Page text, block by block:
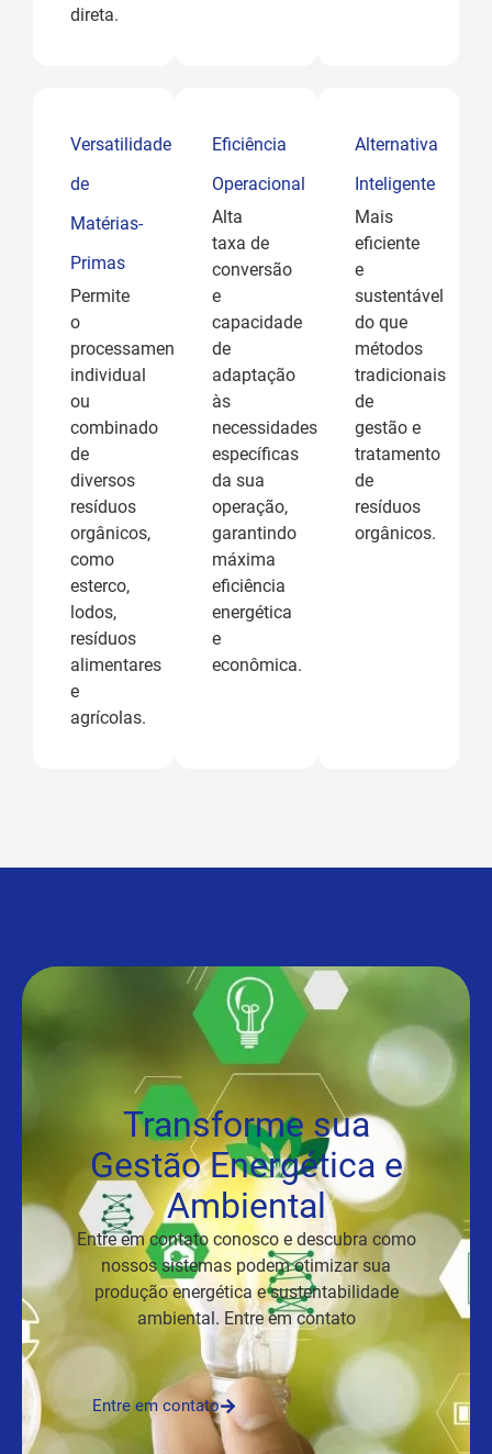
direta.
Versatilidade
de
Matérias-
Primas
Permite
o
processamento
individual
ou
combinado
de
diversos
resíduos
orgânicos,
como
esterco,
lodos,
resíduos
alimentares
e
agrícolas.
Eficiência
Operacional
Alta
taxa de
conversão
e
capacidade
de
adaptação
às
necessidades
específicas
da sua
operação,
garantindo
máxima
eficiência
energética
e
econômica.
Alternativa
Inteligente
Mais
eficiente
e
sustentável
do que
métodos
tradicionais
de
gestão e
tratamento
de
resíduos
orgânicos.
Transforme sua
Gestão Energética e
Ambiental
Entre em contato conosco e descubra como
nossos sistemas podem otimizar sua
produção energética e sustentabilidade
ambiental. Entre em contato
Entre em contato